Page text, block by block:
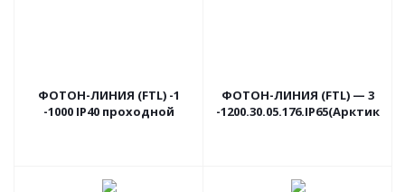
ФОТОН-ЛИНИЯ (FTL) -1
-1000 IP40 проходной
ФОТОН-ЛИНИЯ (FTL) — 3
-1200.30.05.176.IP65(Арктик)